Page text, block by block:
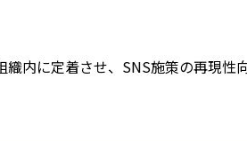
内に定着させ、SNS施策の再現性